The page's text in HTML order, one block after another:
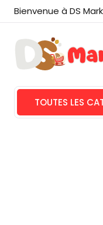
Bienvenue à DS